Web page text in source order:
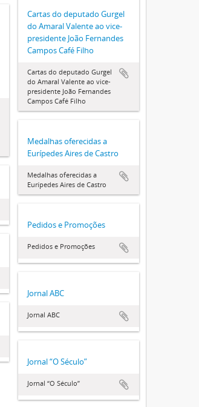
Cartas do deputado Gurgel
do Amaral Valente ao vice-
presidente João Fernandes
Campos Café Filho
Cartas do deputado Gurgel
do Amaral Valente ao vice-
presidente João Fernandes
Campos Café Filho
Medalhas oferecidas a
Eurípedes Aires de Castro
Medalhas oferecidas a
Eurípedes Aires de Castro
Pedidos e Promoções
Pedidos e Promoções
Jornal ABC
Jornal ABC
Jornal “O Século”
Jornal “O Século”